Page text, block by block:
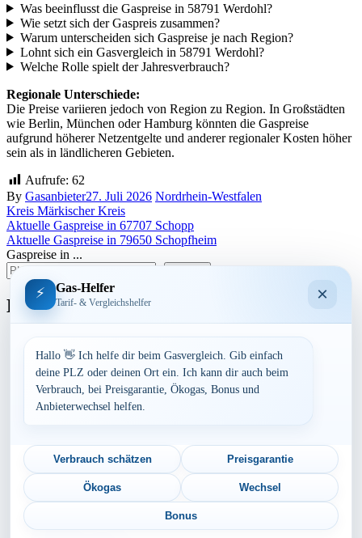
Was beeinflusst die Gaspreise in 58791 Werdohl?
Wie setzt sich der Gaspreis zusammen?
Warum unterscheiden sich Gaspreise je nach Region?
Lohnt sich ein Gasvergleich in 58791 Werdohl?
Welche Rolle spielt der Jahresverbrauch?
Regionale Unterschiede:
Die Preise variieren jedoch von Region zu Region. In Großstädten
wie Berlin, München oder Hamburg könnten die Gaspreise
aufgrund höherer Netzentgelte und anderer regionaler Kosten höher
sein als in ländlicheren Gebieten.
Aufrufe: 62
By Gasanbieter27. Juli 2026 Nordrhein-Westfalen
Kreis Märkischer Kreis
Beitragsnavigation
Aktuelle Gaspreise in 67707 Schopp
Aktuelle Gaspreise in 79650 Schopfheim
Gaspreise in ...
Bundesland
Bayern
Berlin
Brandenburg
Hamburg
Mecklenburg-Vorpommern
Niedersachsen
Nordrhein-Westfalen
Rheinland-Pfalz
Saarland
Sachsen-Anhalt
⚡ Gas-Helfer
Tarif- & Vergleichshelfer ×
Hallo 👋 Ich helfe dir beim Gasvergleich. Gib einfach
deine PLZ oder deinen Ort ein. Ich kann dir auch beim
Verbrauch, bei Preisgarantie, Ökogas, Bonus und
Anbieterwechsel helfen.
Verbrauch schätzen Preisgarantie
Ökogas Wechsel
Bonus